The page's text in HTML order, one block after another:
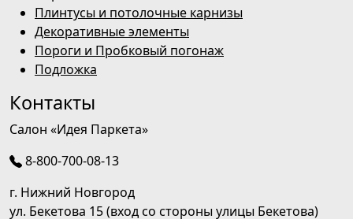
Плинтусы и потолочные карнизы
Декоративные элементы
Пороги и Пробковый погонаж
Подложка
Контакты
Салон «Идея Паркета»
8-800-700-08-13
г. Нижний Новгород
ул. Бекетова 15 (вход со стороны улицы Бекетова)